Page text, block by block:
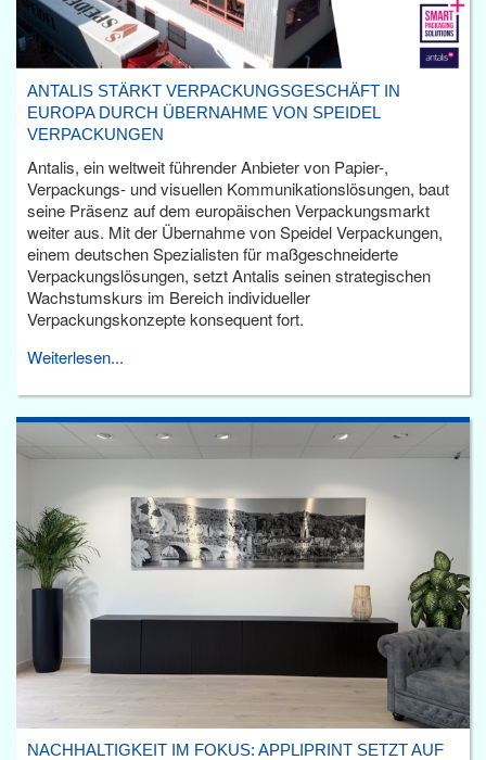
ANTALIS STÄRKT VERPACKUNGSGESCHÄFT IN
EUROPA DURCH ÜBERNAHME VON SPEIDEL
VERPACKUNGEN
Antalis, ein weltweit führender Anbieter von Papier-,
Verpackungs- und visuellen Kommunikationslösungen, baut
seine Präsenz auf dem europäischen Verpackungsmarkt
weiter aus. Mit der Übernahme von Speidel Verpackungen,
einem deutschen Spezialisten für maßgeschneiderte
Verpackungslösungen, setzt Antalis seinen strategischen
Wachstumskurs im Bereich individueller
Verpackungskonzepte konsequent fort.
Weiterlesen...
NACHHALTIGKEIT IM FOKUS: APPLIPRINT SETZT AUF